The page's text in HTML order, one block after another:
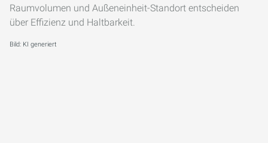
Raumvolumen und Außeneinheit-Standort entscheiden
über Effizienz und Haltbarkeit.
Bild: KI generiert